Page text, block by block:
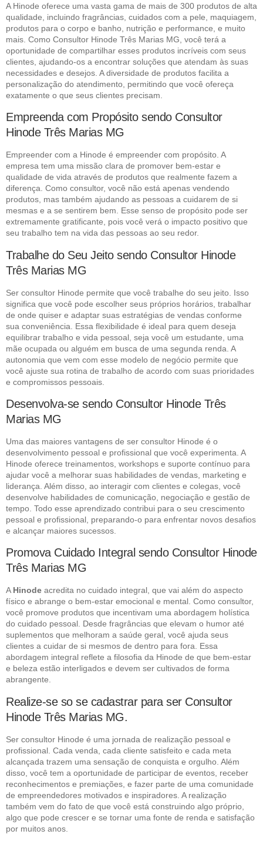
A Hinode oferece uma vasta gama de mais de 300 produtos de alta
qualidade, incluindo fragrâncias, cuidados com a pele, maquiagem,
produtos para o corpo e banho, nutrição e performance, e muito
mais. Como Consultor Hinode Três Marias MG, você terá a
oportunidade de compartilhar esses produtos incríveis com seus
clientes, ajudando-os a encontrar soluções que atendam às suas
necessidades e desejos. A diversidade de produtos facilita a
personalização do atendimento, permitindo que você ofereça
exatamente o que seus clientes precisam.
Empreenda com Propósito sendo Consultor
Hinode Três Marias MG
Empreender com a Hinode é empreender com propósito. A
empresa tem uma missão clara de promover bem-estar e
qualidade de vida através de produtos que realmente fazem a
diferença. Como consultor, você não está apenas vendendo
produtos, mas também ajudando as pessoas a cuidarem de si
mesmas e a se sentirem bem. Esse senso de propósito pode ser
extremamente gratificante, pois você verá o impacto positivo que
seu trabalho tem na vida das pessoas ao seu redor.
Trabalhe do Seu Jeito sendo Consultor Hinode
Três Marias MG
Ser consultor Hinode permite que você trabalhe do seu jeito. Isso
significa que você pode escolher seus próprios horários, trabalhar
de onde quiser e adaptar suas estratégias de vendas conforme
sua conveniência. Essa flexibilidade é ideal para quem deseja
equilibrar trabalho e vida pessoal, seja você um estudante, uma
mãe ocupada ou alguém em busca de uma segunda renda. A
autonomia que vem com esse modelo de negócio permite que
você ajuste sua rotina de trabalho de acordo com suas prioridades
e compromissos pessoais.
Desenvolva-se sendo Consultor Hinode Três
Marias MG
Uma das maiores vantagens de ser consultor Hinode é o
desenvolvimento pessoal e profissional que você experimenta. A
Hinode oferece treinamentos, workshops e suporte contínuo para
ajudar você a melhorar suas habilidades de vendas, marketing e
liderança. Além disso, ao interagir com clientes e colegas, você
desenvolve habilidades de comunicação, negociação e gestão de
tempo. Todo esse aprendizado contribui para o seu crescimento
pessoal e profissional, preparando-o para enfrentar novos desafios
e alcançar maiores sucessos.
Promova Cuidado Integral sendo Consultor Hinode
Três Marias MG
A Hinode acredita no cuidado integral, que vai além do aspecto
físico e abrange o bem-estar emocional e mental. Como consultor,
você promove produtos que incentivam uma abordagem holística
do cuidado pessoal. Desde fragrâncias que elevam o humor até
suplementos que melhoram a saúde geral, você ajuda seus
clientes a cuidar de si mesmos de dentro para fora. Essa
abordagem integral reflete a filosofia da Hinode de que bem-estar
e beleza estão interligados e devem ser cultivados de forma
abrangente.
Realize-se so se cadastrar para ser Consultor
Hinode Três Marias MG.
Ser consultor Hinode é uma jornada de realização pessoal e
profissional. Cada venda, cada cliente satisfeito e cada meta
alcançada trazem uma sensação de conquista e orgulho. Além
disso, você tem a oportunidade de participar de eventos, receber
reconhecimentos e premiações, e fazer parte de uma comunidade
de empreendedores motivados e inspiradores. A realização
também vem do fato de que você está construindo algo próprio,
algo que pode crescer e se tornar uma fonte de renda e satisfação
por muitos anos.